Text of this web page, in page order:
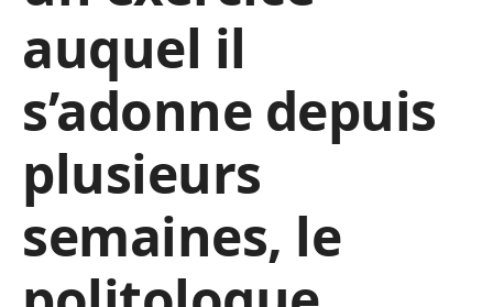
auquel il
s’adonne depuis
plusieurs
semaines, le